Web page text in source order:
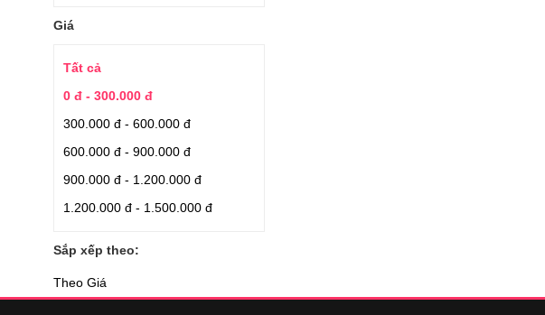
Vicks Baby Son
Trunature
Advil
Kracie
Members Mark
Hisamitsu
Kowa
FINE
Itoh
Giá
Tất cả
0 đ - 300.000 đ
300.000 đ - 600.000 đ
600.000 đ - 900.000 đ
900.000 đ - 1.200.000 đ
1.200.000 đ - 1.500.000 đ
Sắp xếp theo:
Theo Giá